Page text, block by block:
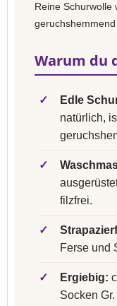
Reine Schurwolle
Warum du
✓ Edle
natürlich,
✓
filzfrei.
✓
Ferse und
✓ Ergiebig:
Socken